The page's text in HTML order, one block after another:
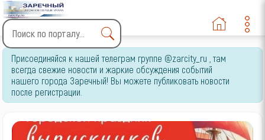
Type 2 or more characters
for results.
Присоединяйся к нашей телеграм группе @zarcity_ru , там
всегда свежие новости и жаркие обсуждения событий
нашего города Заречный! Вы можете публиковать новости
после регистрации.